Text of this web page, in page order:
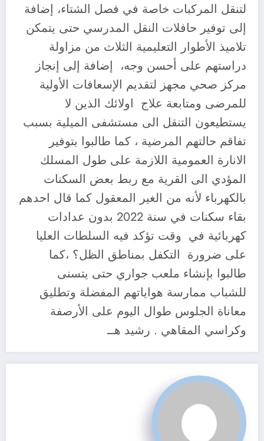
لتنقل المركبات خاصة في فصل الشتاء، إضافة
إلى توفير حافلات النقل المدرسي حتى يتمكن
تلاميذ الأطوار التعليمية الثلاث من مزاولة
دراستهم على أحسن وجه، إضافة إلى إنجاز
مركز صحي مجهز لتقديم الإسعافات الأولية
للمرضى ومتابعة علاج اولائك الذين لا
يستطيعون التنقل الى مستشفى الميلية بسبب
تفاقم حالتهم المرضية ، كما طالبوا بتوفير
الانارة العمومية اللازمة على طول المسلك
المؤدي الى القرية مع ربط بعض السكنات
بالكهرباء لأنه من الغير المعقول كما قال احدهم
بقاء سكنات في سنة 2022 بدون عدادات
كهربائية في وقت تؤكد فيه السلطات العليا
على ضرورة التكفل بمناطق الظل؟ ،كما
طالبوا بإنشاء ملعب جواري حتى يتسنى
للشباب ممارسة هواياتهم المفضلة وتطليق
معاناة الجلوس طوال اليوم على الأرصفة
وكراسي المقاهي . رشيد هــ